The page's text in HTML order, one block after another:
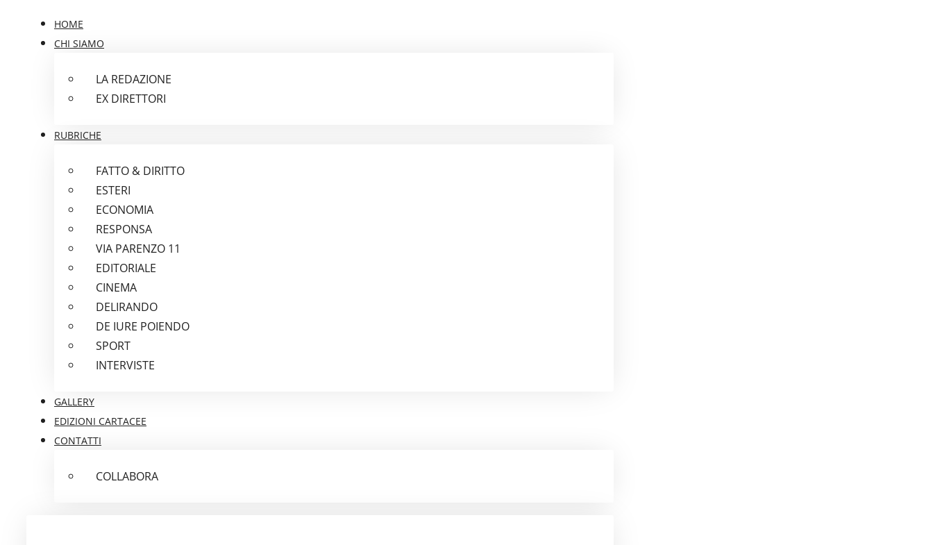
HOME
CHI SIAMO
LA REDAZIONE
EX DIRETTORI
RUBRICHE
FATTO & DIRITTO
ESTERI
ECONOMIA
RESPONSA
VIA PARENZO 11
EDITORIALE
CINEMA
DELIRANDO
DE IURE POIENDO
SPORT
INTERVISTE
GALLERY
EDIZIONI CARTACEE
CONTATTI
COLLABORA